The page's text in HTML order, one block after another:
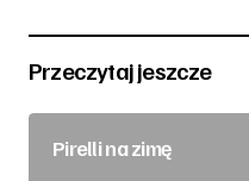
Przeczytaj jeszcze
Pirelli na zimę